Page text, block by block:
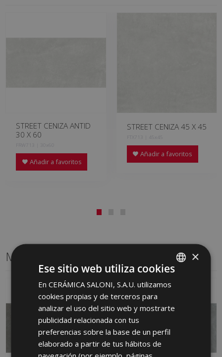
STREET CENIZA ANTID
30 X 60
FRW713 | 30x60
Añadir a favoritos
STREET CENIZA 45 X 45
FTX713 | 45x45
Añadir a favoritos
Mismo formato
SPANISH
ENGLISH
GERMAN
×
Ese sitio web utiliza cookies
En CERÁMICA SALONI, S.A.U. utilizamos
cookies propias y de terceros para
analizar el uso del sitio web y mostrarte
publicidad relacionada con tus
preferencias sobre la base de un perfil
elaborado a partir de tus hábitos de